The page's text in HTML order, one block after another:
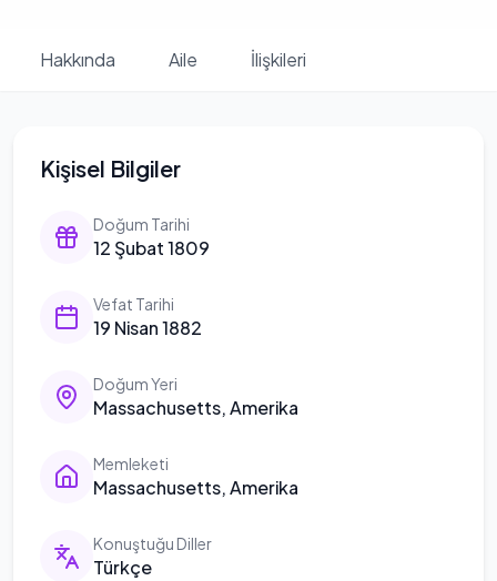
Hakkında Aile İlişkileri
Kişisel Bilgiler
Doğum Tarihi
12 Şubat 1809
Vefat Tarihi
19 Nisan 1882
Doğum Yeri
Massachusetts, Amerika
Memleketi
Massachusetts, Amerika
Konuştuğu Diller
Türkçe